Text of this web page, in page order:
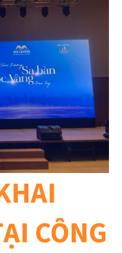
CÔNG